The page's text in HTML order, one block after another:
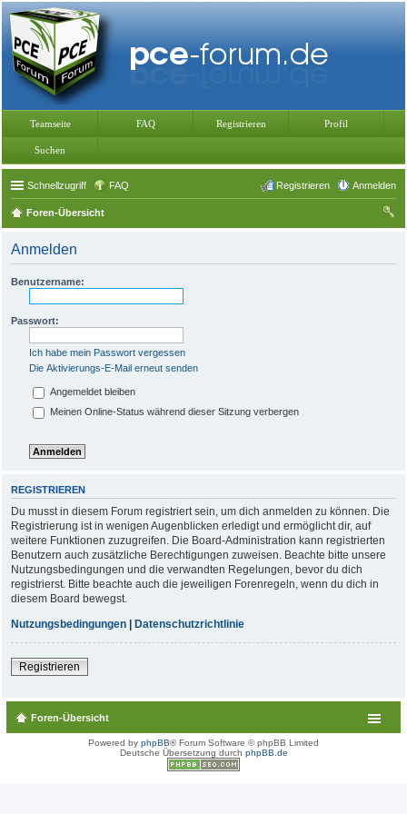
Teamseite FAQ Registrieren Profil
Suchen
Schnellzugriff FAQ Anmelden
Registrieren
Foren-Übersicht
Anmelden
Benutzername:
Passwort:
Ich habe mein Passwort vergessen
Die Aktivierungs-E-Mail erneut senden
Angemeldet bleiben
Meinen Online-Status während dieser Sitzung verbergen
REGISTRIEREN
Du musst in diesem Forum registriert sein, um dich anmelden zu können. Die
Registrierung ist in wenigen Augenblicken erledigt und ermöglicht dir, auf
weitere Funktionen zuzugreifen. Die Board-Administration kann registrierten
Benutzern auch zusätzliche Berechtigungen zuweisen. Beachte bitte unsere
Nutzungsbedingungen und die verwandten Regelungen, bevor du dich
registrierst. Bitte beachte auch die jeweiligen Forenregeln, wenn du dich in
diesem Board bewegst.
Nutzungsbedingungen | Datenschutzrichtlinie
Registrieren
Foren-Übersicht
Powered by phpBB® Forum Software © phpBB Limited
Deutsche Übersetzung durch phpBB.de